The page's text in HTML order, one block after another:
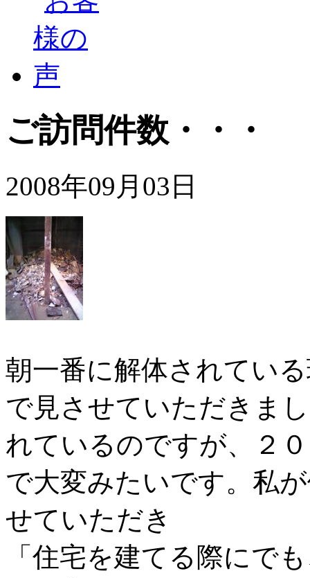
ご訪問件数・・・
2008年09月03日
朝一番に解体されてい
で見させていただきま
れているのですが、２
で大変みたいです。私
せていただき
「住宅を建てる際にで